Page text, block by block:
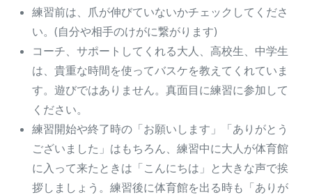
練習前は、爪が伸びていないかチェックしてくださ
い。(自分や相手のけがに繋がります)
コーチ、サポートしてくれる大人、高校生、中学生
は、貴重な時間を使ってバスケを教えてくれていま
す。遊びではありません。真面目に練習に参加して
ください。
練習開始や終了時の「お願いします」「ありがとう
ございました」はもちろん、練習中に大人が体育館
に入って来たときは「こんにちは」と大きな声で挨
拶しましょう。練習後に体育館を出る時も「ありが